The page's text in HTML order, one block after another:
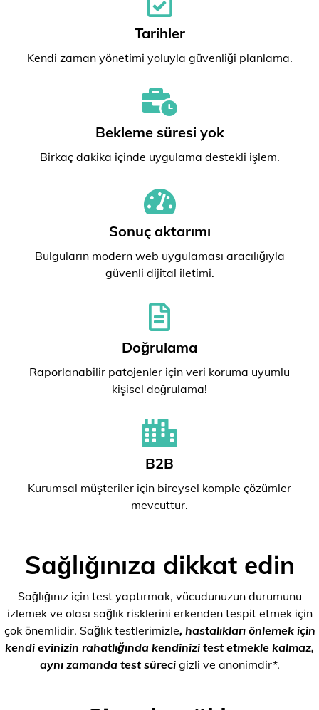
Tarihler
Kendi zaman yönetimi yoluyla güvenliği planlama.
Bekleme süresi yok
Birkaç dakika içinde uygulama destekli işlem.
Sonuç aktarımı
Bulguların modern web uygulaması aracılığıyla
güvenli dijital iletimi.
Doğrulama
Raporlanabilir patojenler için veri koruma uyumlu
kişisel doğrulama!
B2B
Kurumsal müşteriler için bireysel komple çözümler
mevcuttur.
Sağlığınıza dikkat edin
Sağlığınız için test yaptırmak, vücudunuzun durumunu
izlemek ve olası sağlık risklerini erkenden tespit etmek için
çok önemlidir. Sağlık testlerimizle, hastalıkları önlemek için
kendi evinizin rahatlığında kendinizi test etmekle kalmaz,
aynı zamanda test süreci gizli ve anonimdir*.